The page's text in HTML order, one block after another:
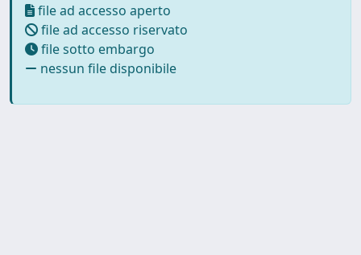
file ad accesso aperto
file ad accesso riservato
file sotto embargo
nessun file disponibile